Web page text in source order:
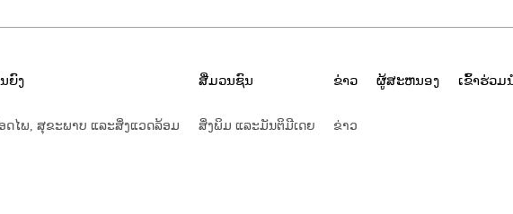
ຍົງ
ດໄພ, ສຸຂະພາບ ແລະສິ່ງແວດລ້ອມ
ສື່ມວນຊົນ
ສິ່ງພິມ ແລະມັນຕິມີເດຍ
ຂ່າວ
ຂ່າວ
ຜູ້ສະຫນອງ ເຂົ້າ​ຮ່ວມ​